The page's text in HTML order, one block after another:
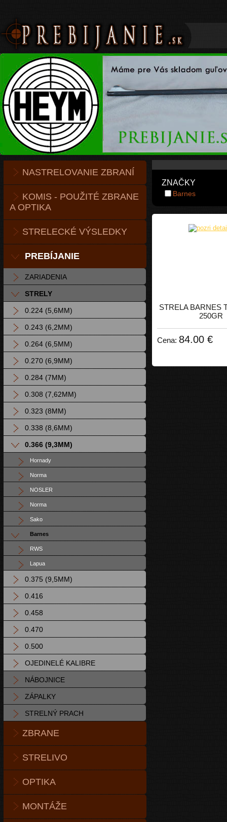
NASTRELOVANIE ZBRANÍ
KOMIS - POUŽITÉ ZBRANE
A OPTIKA
STRELECKÉ VÝSLEDKY
PREBÍJANIE
ZARIADENIA
STRELY
0.224 (5,6MM)
0.243 (6,2MM)
0.264 (6,5MM)
0.270 (6,9MM)
0.284 (7MM)
0.308 (7,62MM)
0.323 (8MM)
0.338 (8,6MM)
0.366 (9,3MM)
Hornady
Norma
NOSLER
Norma
Sako
Barnes
RWS
Lapua
0.375 (9,5MM)
0.416
0.458
0.470
0.500
OJEDINELÉ KALIBRE
NÁBOJNICE
ZÁPALKY
STRELNÝ PRACH
ZBRANE
STRELIVO
OPTIKA
MONTÁŽE
ZNAČKY
Barnes
STRELA BARNES
250GR
Cena: 84.00 €